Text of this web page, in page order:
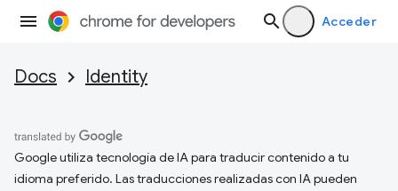
Acceder
Docs Identity
Google utiliza tecnología de IA para traducir contenido a tu
idioma preferido. Las traducciones realizadas con IA pueden